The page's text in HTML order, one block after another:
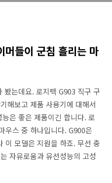
머들이 군침 흘리는 마
봤는데요. 로지텍 G903 직구 구
해보고 제품 사용기에 대해서
은 좋은 제품이긴 합니다. 로
우스 중 하나입니다. G900은
이 모델은 지원을 하죠. 무선 충
자유로움과 유선성능의 고성